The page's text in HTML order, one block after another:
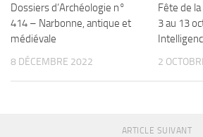
Dossiers d’Archéologie n°
414 – Narbonne, antique et
médiévale
8 DÉCEMBRE 2022
Fête de
3 au 13
2
ARTICLE SUIVANT